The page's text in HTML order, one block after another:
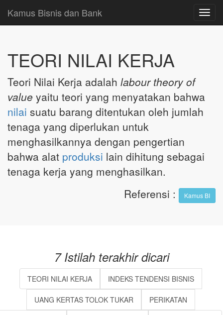
Kamus Bisnis dan Bank
TEORI NILAI KERJA
Teori Nilai Kerja adalah labour theory of
value yaitu teori yang menyatakan bahwa
nilai suatu barang ditentukan oleh jumlah
tenaga yang diperlukan untuk
menghasilkannya dengan pengertian
bahwa alat produksi lain dihitung sebagai
tenaga kerja yang menghasilkan.
Referensi : Kamus BI
7 Istilah terakhir dicari
TEORI NILAI KERJA INDEKS TENDENSI BISNIS
UANG KERTAS TOLOK TUKAR PERIKATAN